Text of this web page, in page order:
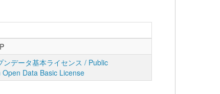
ンデータ基本ライセンス / Public
Data Basic License